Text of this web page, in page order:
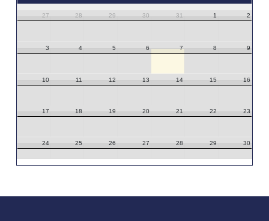
27 28 29 30 31 1 2
3 4 5 6 7 8 9
10 11 12 13 14 15 16
17 18 19 20 21 22 23
24 25 26 27 28 29 30